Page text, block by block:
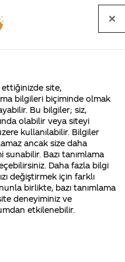
Kapat
Arama yap
Coca-
Cola'nın
Filistin'de
Coca-
Cola’yı
kim
buldu?
966. Sayfa
Kampanyalar İçerik
Kurumsal
4355 Soru
Coca-Cola
Şirketi
hakkında
90 Soru
site,
bilgileri biçiminde olmak
Bu bilgiler; siz,
olabilir veya siteyi
kullanılabilir. Bilgiler
ancak size daha
Bazı tanımlama
Daha fazla bilgi
değiştirmek için farklı
birlikte, bazı tanımlama
deneyiminiz ve
etkilenebilir.